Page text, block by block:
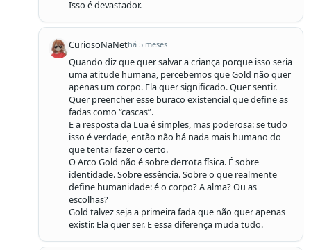
Isso é devastador.
CuriosoNaNethá 5 meses
Quando diz que quer salvar a criança porque isso seria
uma atitude humana, percebemos que Gold não quer
apenas um corpo. Ela quer significado. Quer sentir.
Quer preencher esse buraco existencial que define as
fadas como “cascas”.
E a resposta da Lua é simples, mas poderosa: se tudo
isso é verdade, então não há nada mais humano do
que tentar fazer o certo.
O Arco Gold não é sobre derrota física. É sobre
identidade. Sobre essência. Sobre o que realmente
define humanidade: é o corpo? A alma? Ou as
escolhas?
Gold talvez seja a primeira fada que não quer apenas
existir. Ela quer ser. E essa diferença muda tudo.